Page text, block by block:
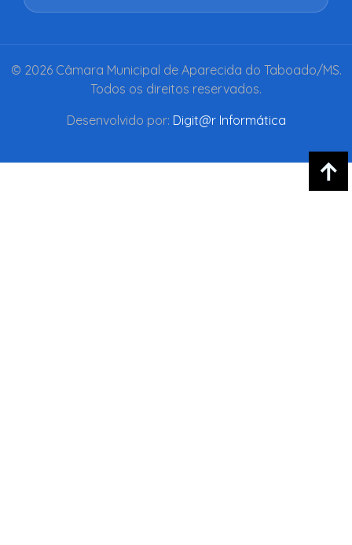
© 2026 Câmara Municipal de Aparecida do Taboado/MS.
Todos os direitos reservados.
Desenvolvido por: Digit@r Informática